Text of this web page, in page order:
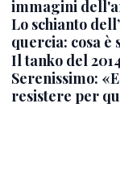
immagini
Lo schianto
quercia: cosa è
Il tanko del
Serenissimo:
resistere per